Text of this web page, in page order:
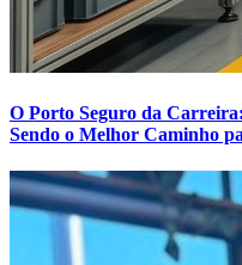
O Porto Seguro da
Sendo o Melhor Caminho